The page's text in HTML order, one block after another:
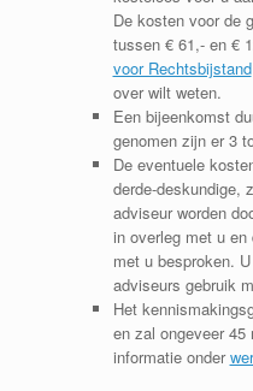
De kosten voor de
tussen € 61,- en €
voor Rechtsbijstand
over wilt weten.
Een bijeenkomst
genomen zijn er 3
De eventuele
derde-deskundige,
adviseur worden
in overleg met u en
met u besproken.
adviseurs gebruik
Het
en zal ongeveer 45
informatie onder